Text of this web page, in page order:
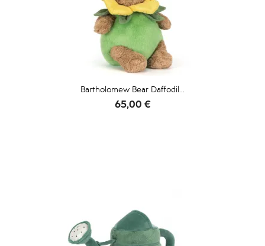
Bartholomew Bear Daffodil...
Prix
65,00 €